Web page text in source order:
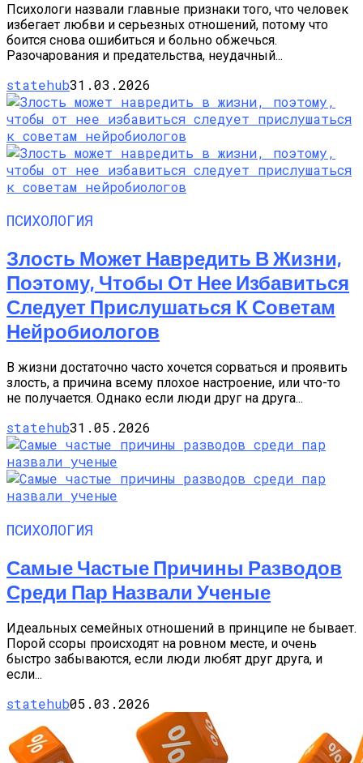
Психологи назвали главные признаки того, что человек
избегает любви и серьезных отношений, потому что
боится снова ошибиться и больно обжечься.
Разочарования и предательства, неудачный...
statehub31.03.2026
ПСИХОЛОГИЯ
Злость Может Навредить В Жизни,
Поэтому, Чтобы От Нее Избавиться
Следует Прислушаться К Советам
Нейробиологов
В жизни достаточно часто хочется сорваться и проявить
злость, а причина всему плохое настроение, или что-то
не получается. Однако если люди друг на друга...
statehub31.05.2026
ПСИХОЛОГИЯ
Самые Частые Причины Разводов
Среди Пар Назвали Ученые
Идеальных семейных отношений в принципе не бывает.
Порой ссоры происходят на ровном месте, и очень
быстро забываются, если люди любят друг друга, и
если...
statehub05.03.2026